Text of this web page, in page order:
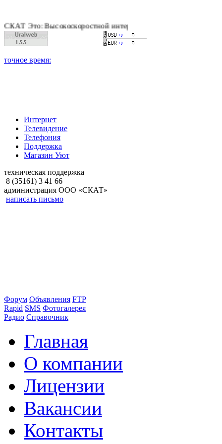
Это: Высокоскоростной интернет, качественное цифровое и
Интернет
Телевидение
Телефония
Поддержка
Магазин Уют
техническая поддержка
8 (35161) 3 41 66
администрация ООО «СКАТ»
написать письмо
Форум Объявления FTP
Rapid SMS Фотогалерея
Радио Справочник
Главная
О компании
Лицензии
Вакансии
Контакты